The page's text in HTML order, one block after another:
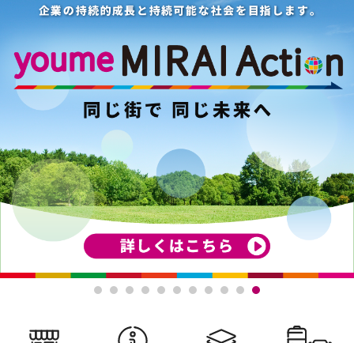
ショップ一覧 サービスガイド フロアガイド